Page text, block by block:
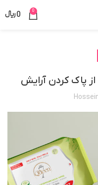
0
0﷼
پاک کردن آرایش